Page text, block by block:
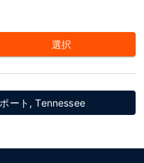
選択
ート, Tennessee